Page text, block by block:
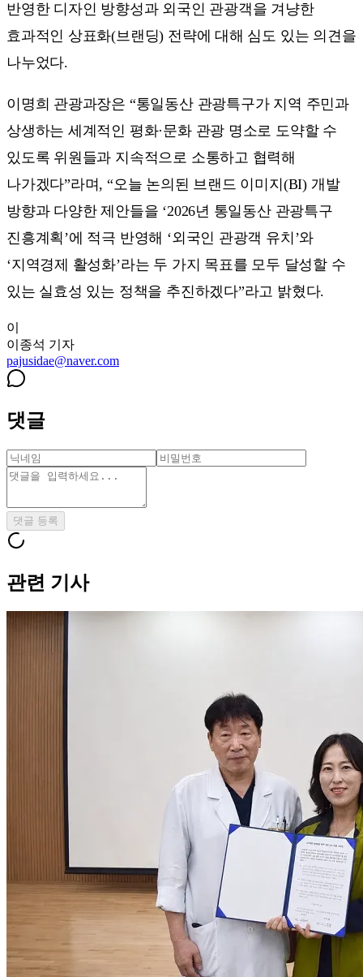
반영한 디자인 방향성과 외국인 관광객을 겨냥한
효과적인 상표화(브랜딩) 전략에 대해 심도 있는 의견을
나누었다.
이명희 관광과장은 “통일동산 관광특구가 지역 주민과
상생하는 세계적인 평화·문화 관광 명소로 도약할 수
있도록 위원들과 지속적으로 소통하고 협력해
나가겠다”라며, “오늘 논의된 브랜드 이미지(BI) 개발
방향과 다양한 제안들을 ‘2026년 통일동산 관광특구
진흥계획’에 적극 반영해 ‘외국인 관광객 유치’와
‘지역경제 활성화’라는 두 가지 목표를 모두 달성할 수
있는 실효성 있는 정책을 추진하겠다”라고 밝혔다.
이
이종석 기자
pajusidae@naver.com
댓글
댓글 등록
관련 기사